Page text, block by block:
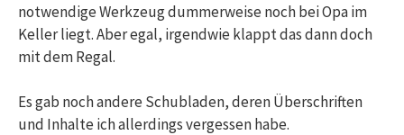
notwendige Werkzeug dummerweise noch bei Opa im
Keller liegt. Aber egal, irgendwie klappt das dann doch
mit dem Regal.
Es gab noch andere Schubladen, deren Überschriften
und Inhalte ich allerdings vergessen habe.